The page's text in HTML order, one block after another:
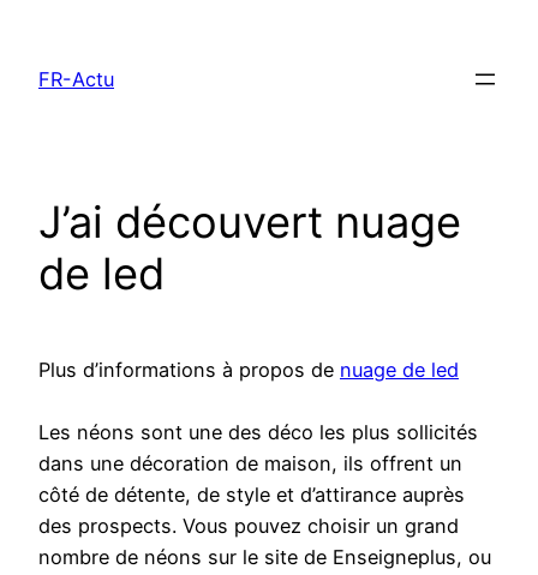
contenu
FR-Actu
J’ai découvert nuage
de led
Plus d’informations à propos de nuage de led
Les néons sont une des déco les plus sollicités
dans une décoration de maison, ils offrent un
côté de détente, de style et d’attirance auprès
des prospects. Vous pouvez choisir un grand
nombre de néons sur le site de Enseigneplus, ou